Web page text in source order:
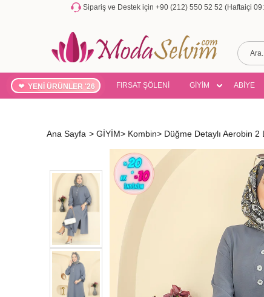
Sipariş ve Destek için +90 (212) 550 52 52 (Haftaiçi
YENİ ÜRÜNLER '26 FIRSAT ŞÖLENİ GİYİM ABİYE
Ana Sayfa > GİYİM> Kombin> Düğme Detaylı Aerobin 2